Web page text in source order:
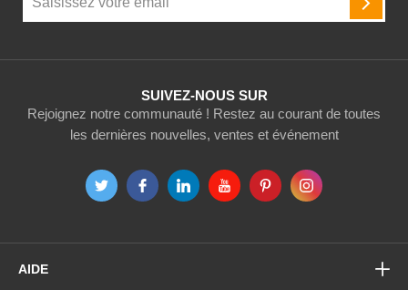
SUIVEZ-NOUS SUR
Rejoignez notre communauté ! Restez au courant de toutes
les dernières nouvelles, ventes et événement
notre
AIDE